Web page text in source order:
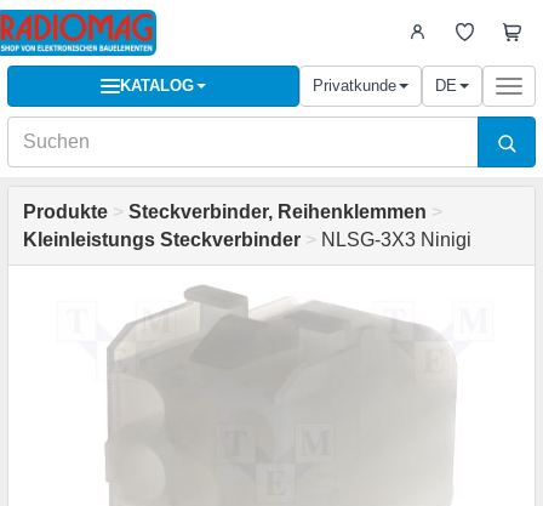
KATALOG Privatkunde DE
Produkte > Steckverbinder, Reihenklemmen >
Kleinleistungs Steckverbinder > NLSG-3X3 Ninigi